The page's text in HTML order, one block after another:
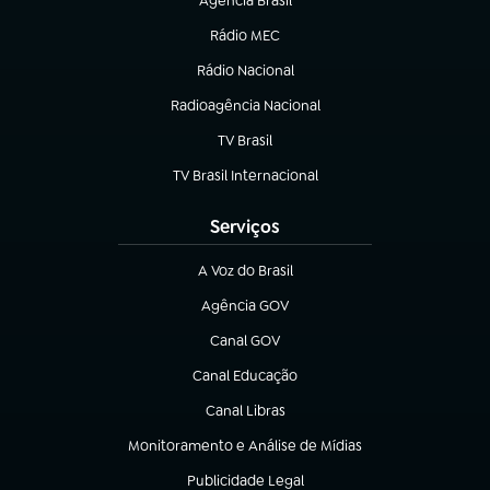
(abre em nova aba)
Rádio MEC
(abre em nova aba)
Rádio Nacional
Radioagência Nacional
(abre em nova aba)
TV Brasil
(abre em nova aba)
TV Brasil Internacional
(abre em nova aba)
Serviços
A Voz do Brasil
(abre em nova aba)
Agência GOV
(abre em nova aba)
Canal GOV
(abre em nova aba)
Canal Educação
(abre em nova aba)
Canal Libras
(abre em nova aba)
Monitoramento e Análise de Mídias
(abre em nova aba)
Publicidade Legal